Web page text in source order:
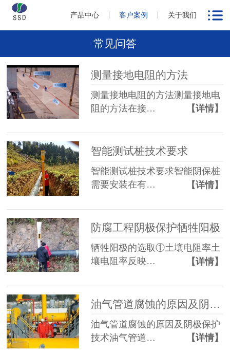
产品中心 客户案例 关于我们
常见问答
测量接地电阻的方法
测量接地电阻的方法测量接地电
阻的方法在接…
【详情】
智能测试桩技术要求
智能测试桩技术要求智能阴保桩
需要安装在有…
【详情】
防腐工程阴极保护牺牲阳极
牺牲阳极的选取①土壤电阻率土
壤电阻率反映…
【详情】
油气管道腐蚀的原因及阴极保护技术
油气管道腐蚀的原因及阴极保护
技术油气管道…
【详情】